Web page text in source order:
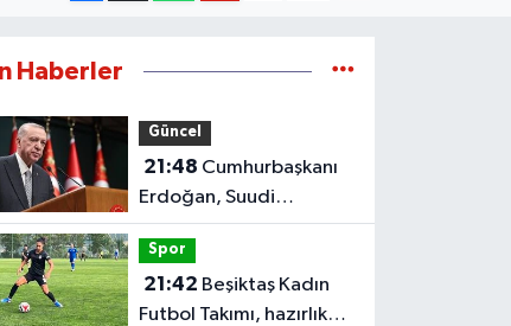
Haberler
Güncel
21:48
Erdoğan, Suudi
Arabistan'ı ziyaret
edecek
Spor
21:42
Futbol Takımı, hazırlık